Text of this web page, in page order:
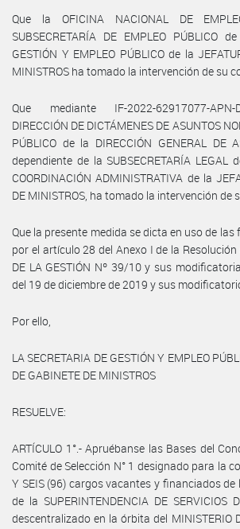
Que la OFICINA NACIONAL DE
SUBSECRETARÍA DE EMPLEO PÚBLICO
GESTIÓN Y EMPLEO PÚBLICO de la
MINISTROS ha tomado la intervención de su
Que mediante IF-2022-62917077-APN-
DIRECCIÓN DE DICTÁMENES DE ASUNTOS
PÚBLICO de la DIRECCIÓN GENERAL DE
dependiente de la SUBSECRETARÍA LEGAL
COORDINACIÓN ADMINISTRATIVA de la
DE MINISTROS, ha tomado la intervención de
Que la presente medida se dicta en uso de
por el artículo 28 del Anexo I de la Resolución
DE LA GESTIÓN Nº 39/10 y sus
del 19 de diciembre de 2019 y sus
Por ello,
LA SECRETARIA DE GESTIÓN Y EMPLEO
DE GABINETE DE MINISTROS
RESUELVE:
ARTÍCULO 1°.- Apruébanse las Bases del
Comité de Selección N° 1 designado para la
Y SEIS (96) cargos vacantes y financiados
de la SUPERINTENDENCIA DE SERVICIOS
descentralizado en la órbita del MINISTERIO